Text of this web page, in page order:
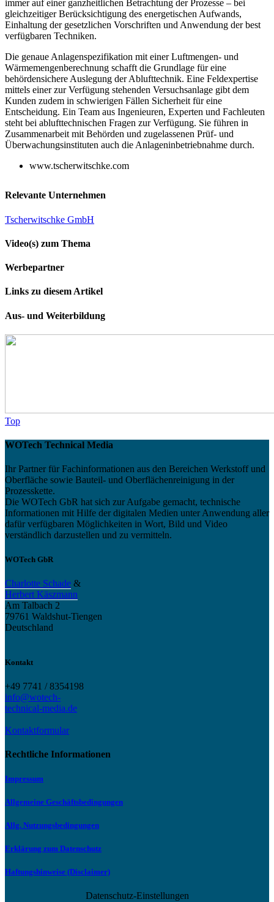
immer auf einer ganzheitlichen Betrachtung der Prozesse – bei
gleichzeitiger Berücksichtigung des energetischen Aufwands,
Einhaltung der gesetzlichen Vorschriften und Anwendung der best
verfügbaren Techniken.
Die genaue Anlagenspezifikation mit ­einer Luftmengen- und
Wärmemengenberechnung schafft die Grundlage für eine
behördensichere Auslegung der Ablufttechnik. Eine Feldexpertise
mittels einer zur Verfügung stehenden Versuchsanlage gibt dem
Kunden zudem in schwierigen Fällen Sicherheit für eine
Entscheidung. Ein Team aus Ingenieuren, Experten und Fachleuten
steht bei ablufttechnischen Fragen zur Verfügung. Sie führen in
Zusammenarbeit mit Behörden und zugelassenen Prüf- und
Überwachungsinstituten auch die Anlageninbetriebnahme durch.
www.tscherwitschke.com
Relevante Unternehmen
Tscherwitschke GmbH
Video(s) zum Thema
Werbepartner
Links zu diesem Artikel
Aus- und Weiterbildung
Top
WOTech Technical Media
Ihr Partner für Fachinformationen aus den Bereichen Werkstoff und
Oberfläche sowie Bauteil- und Oberflächenreinigung in der
Prozesskette.
Die WOTech GbR hat sich zur Aufgabe gemacht, technische
Informationen mit Hilfe der digitalen Medien unter Anwendung aller
dafür verfügbaren Möglichkeiten in Wort, Bild und Video
verständlich darzustellen und zu vermitteln.
WOTech GbR
Charlotte Schade &
Herbert Käszmann
Am Talbach 2
79761 Waldshut-Tiengen
Deutschland
Kontakt
+49 7741 / 8354198
info@wotech-
technical-media.de
Kontaktformular
Rechtliche Informationen
Impressum
Allgemeine Geschäftsbedingungen
Allg. Nutzungsbedingungen
Erklärung zum Datenschutz
Haftungshinweise (Disclaimer)
Datenschutz-Einstellungen